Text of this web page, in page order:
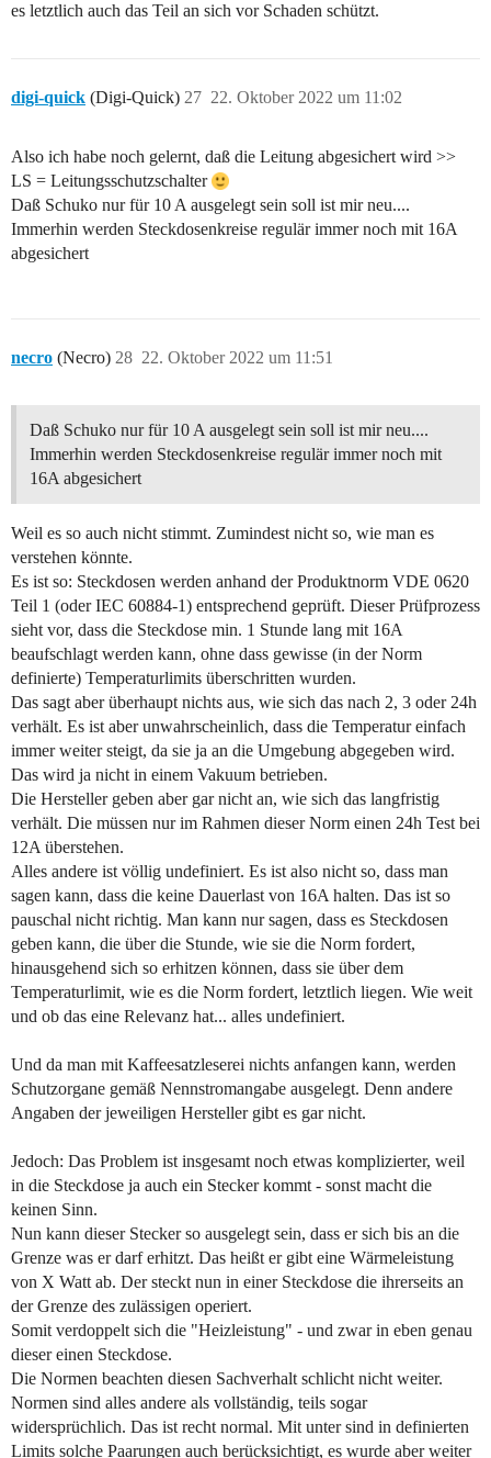
es letztlich auch das Teil an sich vor Schaden schützt.
digi-quick (Digi-Quick) 22. Oktober 2022 um 11:02
27
Also ich habe noch gelernt, daß die Leitung abgesichert wird >>
LS = Leitungsschutzschalter
Daß Schuko nur für 10 A ausgelegt sein soll ist mir neu....
Immerhin werden Steckdosenkreise regulär immer noch mit 16A
abgesichert
necro (Necro) 22. Oktober 2022 um 11:51
28
Daß Schuko nur für 10 A ausgelegt sein soll ist mir neu....
Immerhin werden Steckdosenkreise regulär immer noch mit
16A abgesichert
Weil es so auch nicht stimmt. Zumindest nicht so, wie man es
verstehen könnte.
Es ist so: Steckdosen werden anhand der Produktnorm VDE 0620
Teil 1 (oder IEC 60884-1) entsprechend geprüft. Dieser Prüfprozess
sieht vor, dass die Steckdose min. 1 Stunde lang mit 16A
beaufschlagt werden kann, ohne dass gewisse (in der Norm
definierte) Temperaturlimits überschritten wurden.
Das sagt aber überhaupt nichts aus, wie sich das nach 2, 3 oder 24h
verhält. Es ist aber unwahrscheinlich, dass die Temperatur einfach
immer weiter steigt, da sie ja an die Umgebung abgegeben wird.
Das wird ja nicht in einem Vakuum betrieben.
Die Hersteller geben aber gar nicht an, wie sich das langfristig
verhält. Die müssen nur im Rahmen dieser Norm einen 24h Test bei
12A überstehen.
Alles andere ist völlig undefiniert. Es ist also nicht so, dass man
sagen kann, dass die keine Dauerlast von 16A halten. Das ist so
pauschal nicht richtig. Man kann nur sagen, dass es Steckdosen
geben kann, die über die Stunde, wie sie die Norm fordert,
hinausgehend sich so erhitzen können, dass sie über dem
Temperaturlimit, wie es die Norm fordert, letztlich liegen. Wie weit
und ob das eine Relevanz hat... alles undefiniert.
Und da man mit Kaffeesatzleserei nichts anfangen kann, werden
Schutzorgane gemäß Nennstromangabe ausgelegt. Denn andere
Angaben der jeweiligen Hersteller gibt es gar nicht.
Jedoch: Das Problem ist insgesamt noch etwas komplizierter, weil
in die Steckdose ja auch ein Stecker kommt - sonst macht die
keinen Sinn.
Nun kann dieser Stecker so ausgelegt sein, dass er sich bis an die
Grenze was er darf erhitzt. Das heißt er gibt eine Wärmeleistung
von X Watt ab. Der steckt nun in einer Steckdose die ihrerseits an
der Grenze des zulässigen operiert.
Somit verdoppelt sich die "Heizleistung" - und zwar in eben genau
dieser einen Steckdose.
Die Normen beachten diesen Sachverhalt schlicht nicht weiter.
Normen sind alles andere als vollständig, teils sogar
widersprüchlich. Das ist recht normal. Mit unter sind in definierten
Limits solche Paarungen auch berücksichtigt, es wurde aber weiter